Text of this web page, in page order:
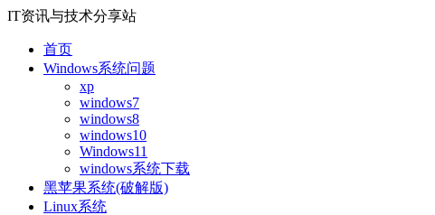
IT资讯与技术分享站
首页
Windows系统问题
xp
windows7
windows8
windows10
Windows11
windows系统下载
黑苹果系统(破解版)
Linux系统